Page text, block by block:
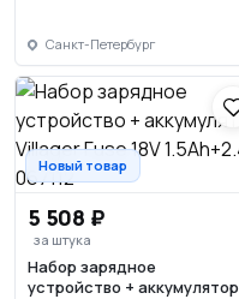
Санкт-Петербург
Новый товар
5 508 ₽
за штука
Набор зарядное
устройство + аккумулятор